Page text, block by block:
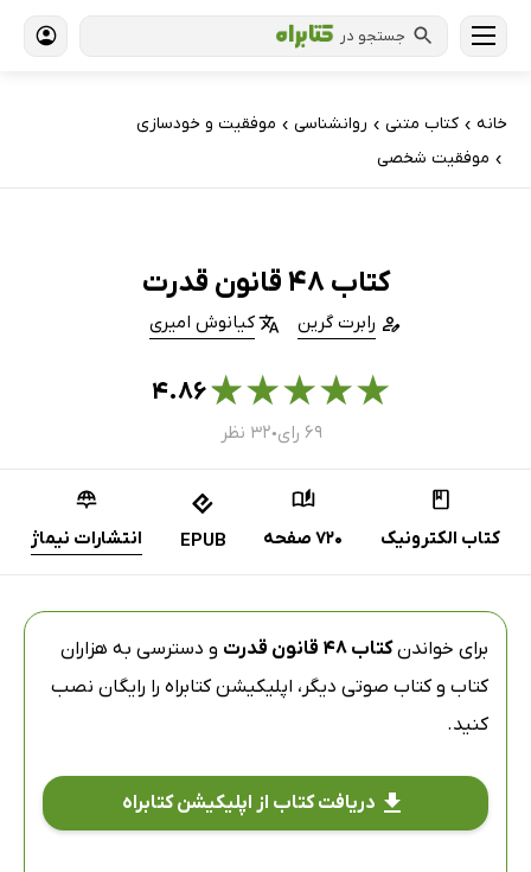
جستجو در
خانه › کتاب‌ متنی › روانشناسی › موفقیت و خودسازی
› موفقیت شخصی
کتاب 48 قانون قدرت
رابرت گرین کیانوش امیری
★
★
★
★
★۴.۸۶
۶۹ رای ● ۳۲ نظر
کتاب الکترونیک 720 صفحه EPUB انتشارات نیماژ
برای خواندنکتاب 48 قانون قدرت
و دسترسی به هزاران
کتاب و کتاب صوتی دیگر، اپلیکیشن کتابراه را رایگان نصب
کنید.
دریافت کتاب از اپلیکیشن کتابراه